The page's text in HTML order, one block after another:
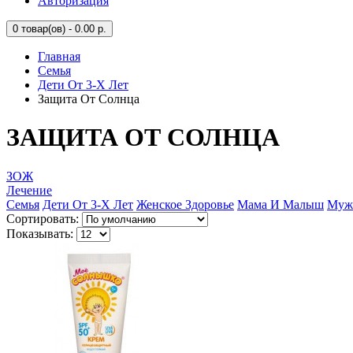
0 товар(ов) - 0.00 р.
Главная
Семья
Дети От 3-Х Лет
Защита От Солнца
ЗАЩИТА ОТ СОЛНЦА
ЗОЖ
Лечение
Семья Дети От 3-Х Лет Женское Здоровье Мама И Малыш
Сортировать:
Показывать: